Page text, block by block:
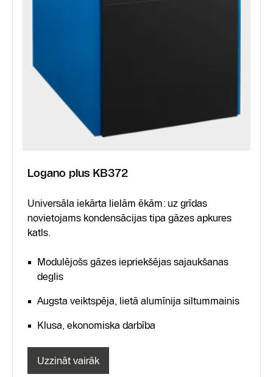
Logano plus KB372
Universāla iekārta lielām ēkām: uz grīdas
novietojams kondensācijas tipa gāzes apkures
katls.
Modulējošs gāzes iepriekšējas sajaukšanas
deglis
Augsta veiktspēja, lietā alumīnija siltummainis
Klusa, ekonomiska darbība
Uzzināt vairāk